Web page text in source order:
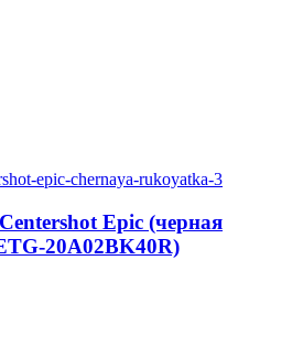
Epic (черная
20A02BK40R)